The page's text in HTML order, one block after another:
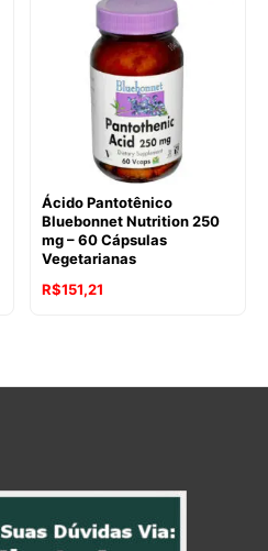
Ácido Pantotênico
Bluebonnet Nutrition 250
mg – 60 Cápsulas
Vegetarianas
R$151,21